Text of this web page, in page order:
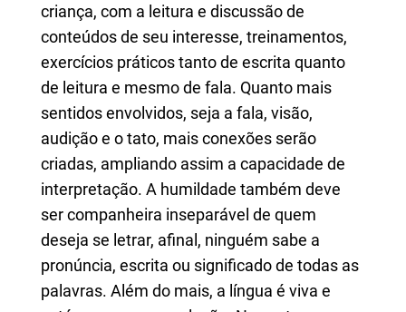
criança, com a leitura e discussão de
conteúdos de seu interesse, treinamentos,
exercícios práticos tanto de escrita quanto
de leitura e mesmo de fala. Quanto mais
sentidos envolvidos, seja a fala, visão,
audição e o tato, mais conexões serão
criadas, ampliando assim a capacidade de
interpretação. A humildade também deve
ser companheira inseparável de quem
deseja se letrar, afinal, ninguém sabe a
pronúncia, escrita ou significado de todas as
palavras. Além do mais, a língua é viva e